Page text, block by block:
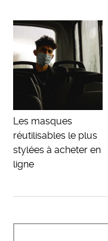
Les masques
réutilisables le plus
stylées à acheter en
ligne